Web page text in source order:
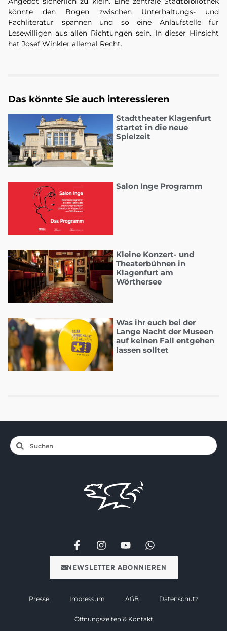
könnte den Bogen zwischen Unterhaltungs- und
Fachliteratur spannen und so eine Anlaufstelle für
Lesewilligen aus allen Richtungen sein. In dieser Hinsicht
hat Josef Winkler allemal Recht.
Das könnte Sie auch interessieren
Stadttheater Klagenfurt
startet in die neue
Spielzeit
Salon Inge Programm
Kleine Konzert- und
Theaterbühnen in
Klagenfurt am
Wörthersee
Was ihr euch bei der
Lange Nacht der Museen
auf keinen Fall entgehen
lassen solltet
NEWSLETTER ABONNIEREN
Presse Impressum AGB Datenschutz
Öffnungszeiten & Kontakt